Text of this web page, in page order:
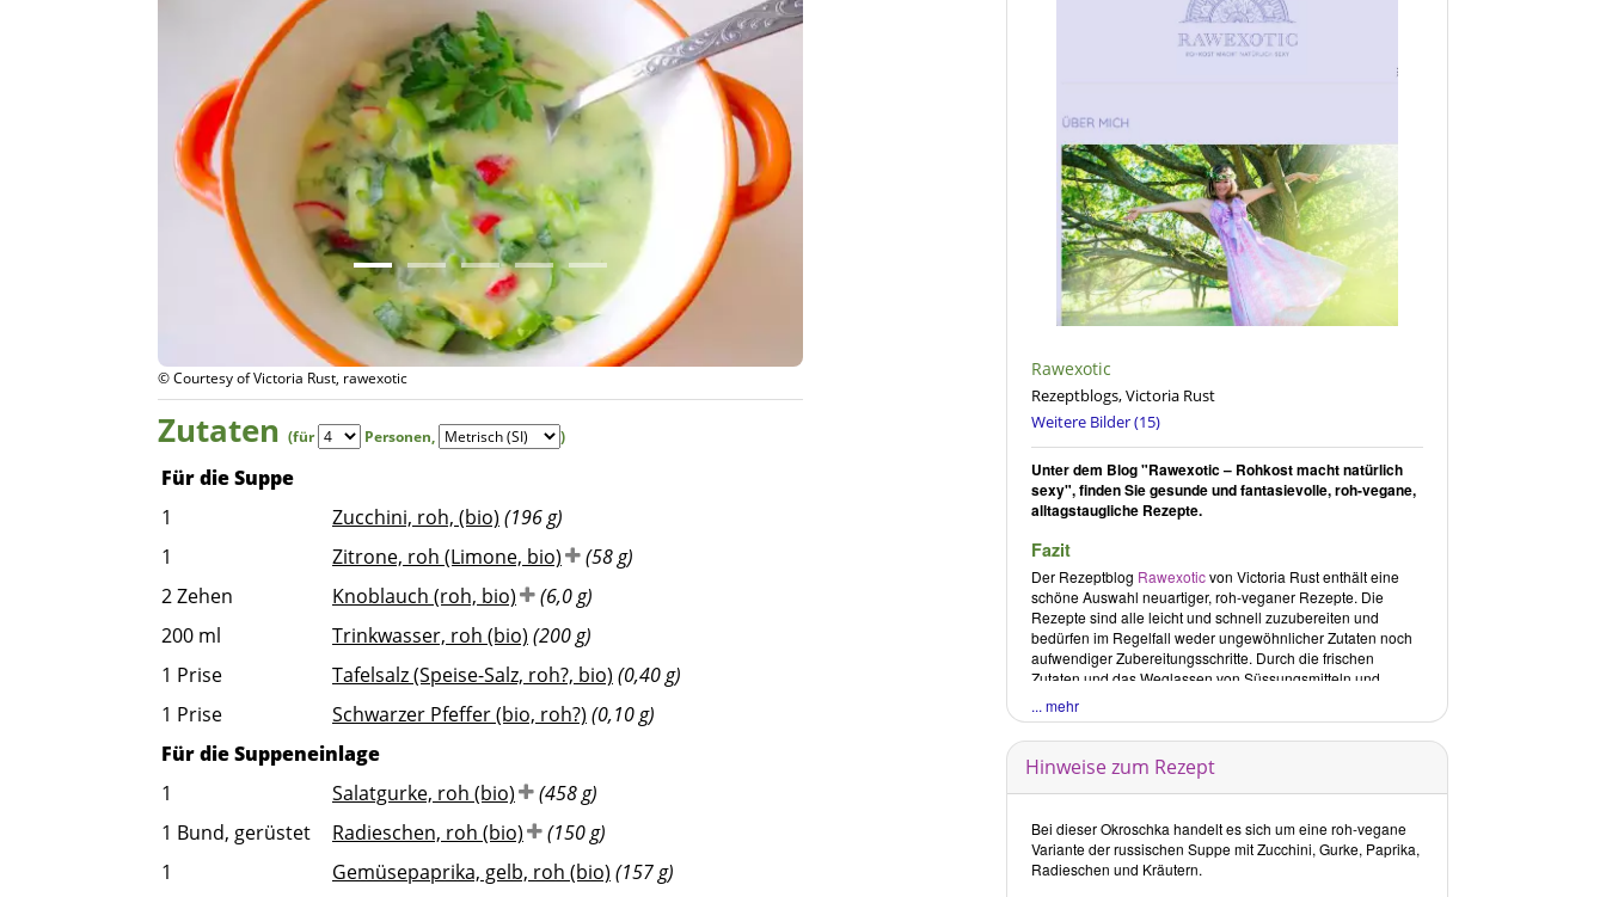
© Courtesy of Victoria Rust, rawexotic © Courtesy of Victoria Rust, rawexotic
Zutaten (für Personen, )
Für die Suppe
1
Zucchini, roh, (bio) (196 g)
1
Zitrone, roh (Limone, bio)
(58 g)
2Zehen Knoblauch (roh, bio)
(6,0 g)
200 ml Trinkwasser, roh (bio) (200 g)
1 Prise Tafelsalz (Speise-Salz, roh?, bio) (0,40 g)
1 Prise Schwarzer Pfeffer (bio, roh?) (0,10 g)
Für die Suppeneinlage
1
Salatgurke, roh (bio)
(458 g)
1 Bund, gerüstet Radieschen, roh (bio)
(150 g)
1
Gemüsepaprika, gelb, roh (bio) (157 g)
Rawexotic
Rezeptblogs, Victoria Rust
Weitere Bilder (15)
Unter dem Blog "Rawexotic – Rohkost macht natürlich
sexy", finden Sie gesunde und fantasievolle, roh-vegane,
alltagstaugliche Rezepte.
Fazit
Der Rezeptblog Rawexoticvon Victoria Rustenthält eine
schöne Auswahl neuartiger, roh-veganer Rezepte. Die
Rezepte sind alle leicht und schnell zuzubereiten und
bedürfen im Regelfall weder ungewöhnlicher Zutaten noch
aufwendiger Zubereitungsschritte. Durch die frischen
Zutaten und das Weglassen von Süssungsmitteln und
zugesetzten Ölen, sind die Rezepte überwiegend gesund.
Es ist somit eine gelungene Zusammenstellung von nicht
nur gesunden sondern auch andersartigen und dabei
alltagstauglichen roh-veganen Rezepten.
Kritische Rezensionen
Die Blogrezension bezieht sich ausschliesslich auf im Blog
veröffentlichte Rezepte, die zum Zeitpunkt der Erstellung
der Rezension veröffentlicht waren. Im Blog erschienene
... mehr
Hinweise zum Rezept
Bei dieser Okroschka handelt es sich um eine roh-vegane
Variante der russischen Suppe mit Zucchini, Gurke, Paprika,
Radieschen und Kräutern.